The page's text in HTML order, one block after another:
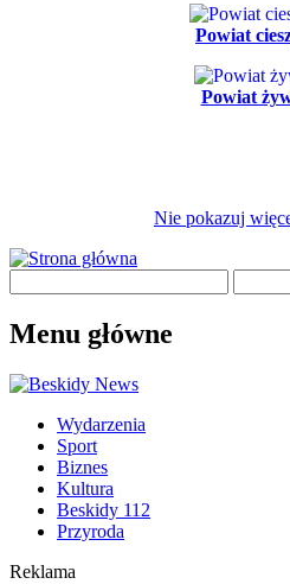
Powiat
Powiat
Nie pokazuj
Menu główne
Wydarzenia
Sport
Biznes
Kultura
Beskidy 112
Przyroda
Reklama